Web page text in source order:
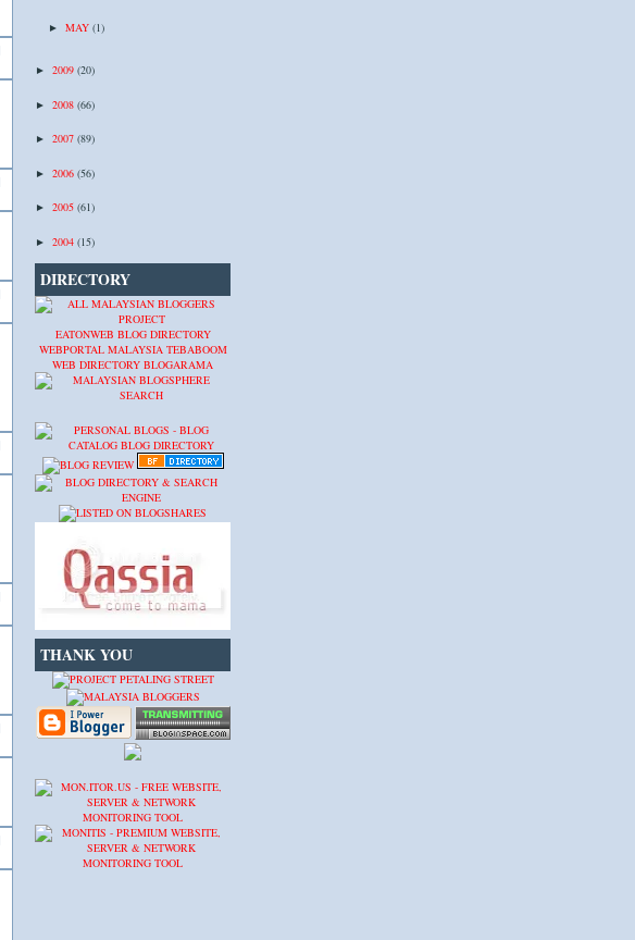
► MAY (1)
► 2009 (20)
► 2008 (66)
► 2007 (89)
► 2006 (56)
► 2005 (61)
► 2004 (15)
DIRECTORY
EATONWEB BLOG DIRECTORY
WEBPORTAL MALAYSIA TEBABOOM
WEB DIRECTORY BLOGARAMA
THANK YOU